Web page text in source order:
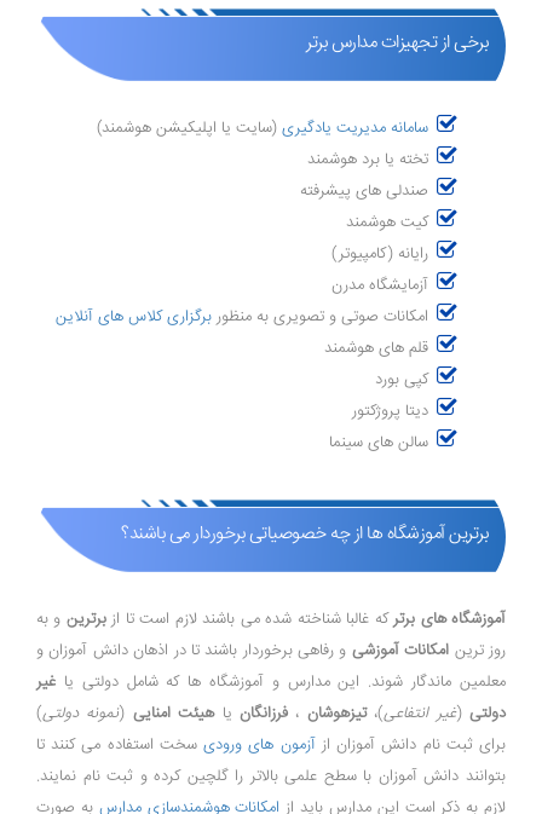
برخی از تجهیزات مدارس برتر
سامانه مدیریت یادگیری (سایت یا اپلیکیشن هوشمند)
تخته یا برد هوشمند
صندلی های پیشرفته
کیت هوشمند
رایانه (کامپیوتر)
آزمایشگاه مدرن
امکانات صوتی و تصویری به منظور برگزاری کلاس های آنلاین
قلم های هوشمند
کپی بورد
دیتا پروژکتور
سالن های سینما
برترین آموزشگاه ها از چه خصوصیاتی برخوردار می باشند؟
آموزشگاه های برتر که غالبا شناخته شده می باشند لازم است تا ازبرترین و به
روز ترین امکانات آموزشی و رفاهی برخوردار باشند تا در اذهان دانش آموزان و
معلمین ماندگار شوند. این مدارس و آموزشگاه ها که شامل دولتی یا غیر
دولتی(غیر انتفاعی)،تیزهوشان ، فرزانگانیاهیئت امنایی (نمونه دولتی)
برای ثبت نام دانش آموزان ازآزمون های ورودیسخت استفاده می کنند تا
بتوانند دانش آموزان با سطح علمی بالاتر را گلچین کرده و ثبت نام نمایند.
لازم به ذکر است این مدارس باید از امکانات هوشمندسازی مدارس به صورت